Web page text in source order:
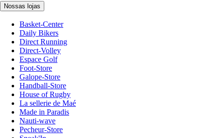
Nossas lojas
Basket-Center
Daily Bikers
Direct Running
Direct-Volley
Espace Golf
Foot-Store
Galope-Store
Handball-Store
House of Rugby
La sellerie de Maé
Made in Paradis
Nauti-wave
Pecheur-Store